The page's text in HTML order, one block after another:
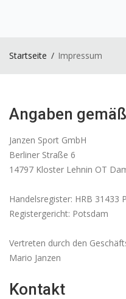
Startseite Impressum
Angaben
Janzen Sport GmbH
Berliner Straße 6
14797 Kloster Lehnin OT
Handelsregister: HRB 31433 P
Registergericht: Potsdam
Vertreten durch den
Mario Janzen
Kontakt